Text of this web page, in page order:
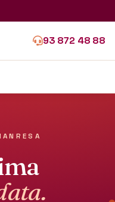
93 872 48 88